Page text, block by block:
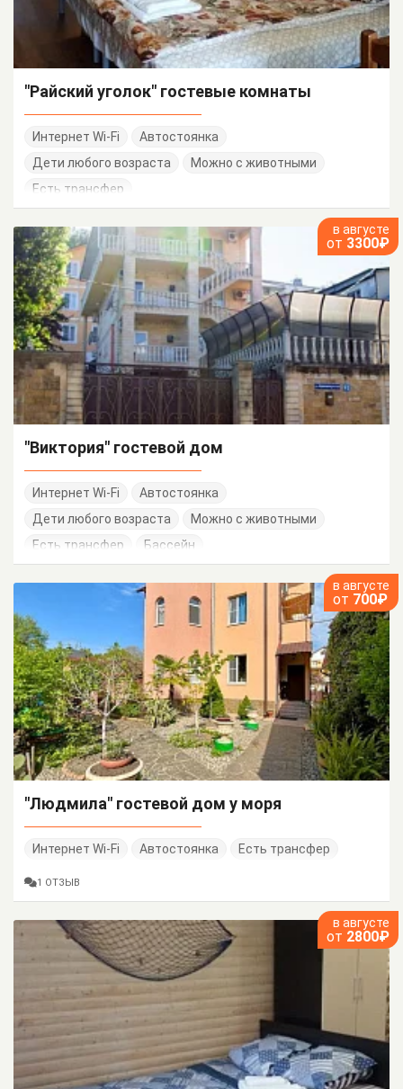
"Райский уголок" гостевые комнаты
Интернет Wi-Fi
Автостоянка
Дети любого возраста
Можно с животными
Есть трансфер
в августе
от 3300₽
"Виктория" гостевой дом
Интернет Wi-Fi
Автостоянка
Дети любого возраста
Можно с животными
Есть трансфер
Бассейн
в августе
от 700₽
"Людмила" гостевой дом у моря
Интернет Wi-Fi Автостоянка Есть трансфер
1 ОТЗЫВ
в августе
от 2800₽